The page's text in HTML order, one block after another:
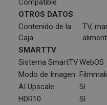
Compatible
OTROS DATOS
Contenido de la
Caja
TV,
SMARTTV
Sistema SmartTVWebOS
Modo de Imagen
AI Upscale
Sí
HDR10
Sí